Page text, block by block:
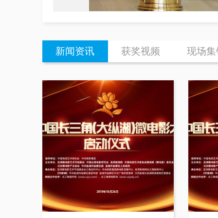
新闻资讯 获奖视频 现场集